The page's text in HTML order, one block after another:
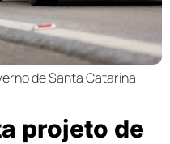
de Santa Catarina
projeto de